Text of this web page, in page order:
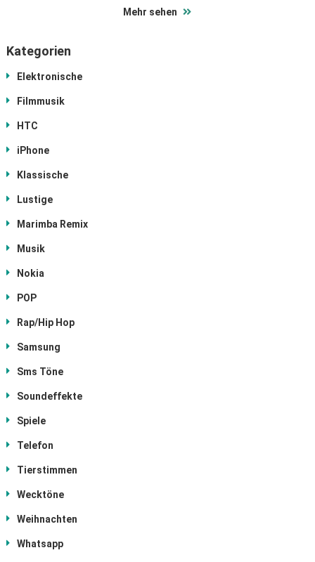
Mehr sehen
Kategorien
Elektronische
Filmmusik
HTC
iPhone
Klassische
Lustige
Marimba Remix
Musik
Nokia
POP
Rap/Hip Hop
Samsung
Sms Töne
Soundeffekte
Spiele
Telefon
Tierstimmen
Wecktöne
Weihnachten
Whatsapp